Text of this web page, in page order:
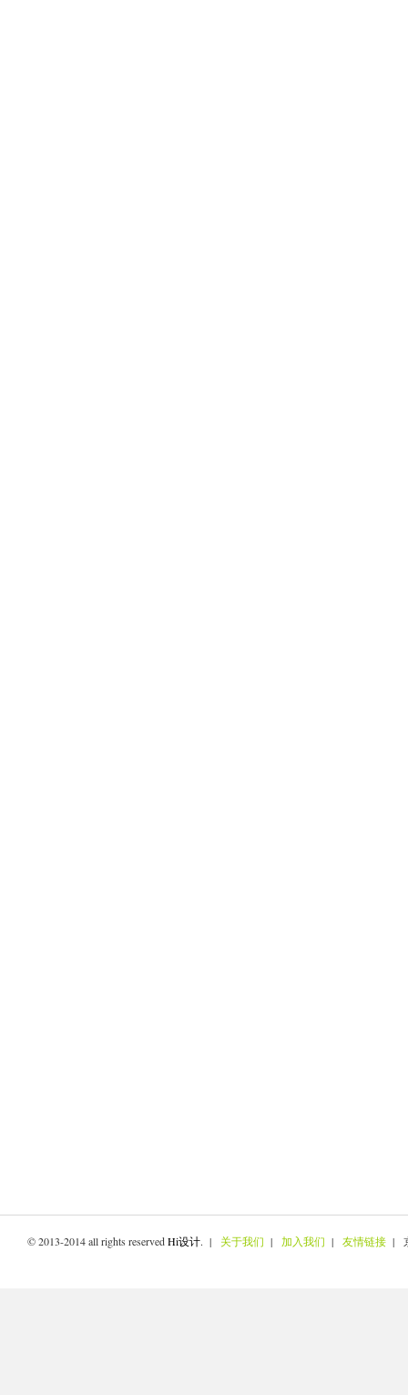
© 2013-2014 all rights reservedHi设计. | 关于我们 | 加入我们 | 友情链接 |